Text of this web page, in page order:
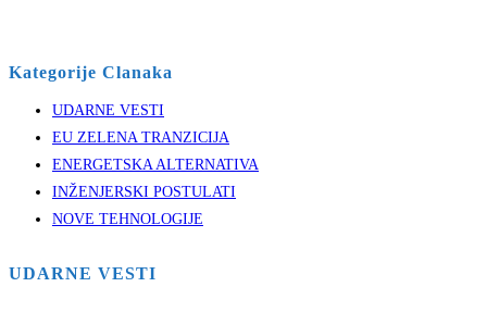
Kategorije Clanaka
UDARNE VESTI
EU ZELENA TRANZICIJA
ENERGETSKA ALTERNATIVA
INŽENJERSKI POSTULATI
NOVE TEHNOLOGIJE
UDARNE VESTI